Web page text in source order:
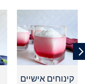
קינוחים אישיים